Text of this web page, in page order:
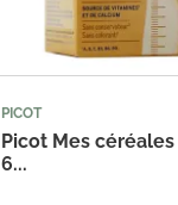
PICOT
Picot Mes
6...